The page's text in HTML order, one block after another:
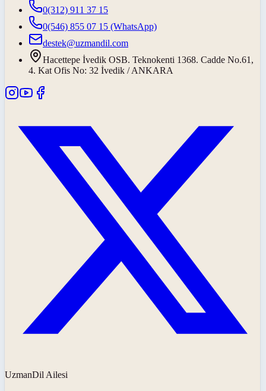
0(312) 911 37 15
0(546) 855 07 15 (WhatsApp)
destek@uzmandil.com
Hacettepe İvedik OSB. Teknokenti 1368. Cadde No.61,
4. Kat Ofis No: 32 İvedik / ANKARA
UzmanDil Ailesi